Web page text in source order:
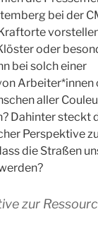
bei der
oder
bei solch einer
Arbeiter*innen
aller
Dahinter steckt
Perspektive
die Straßen
zur